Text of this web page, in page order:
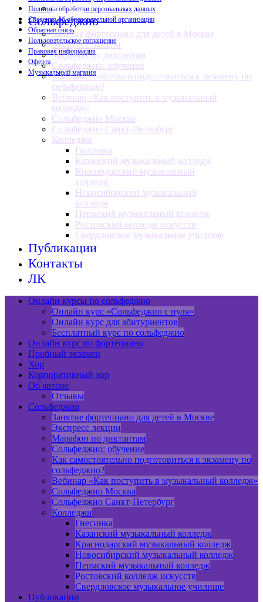
Политика обработки персональных данных
Сведения об образовательной организации
Обратная связь
Пользовательское соглашение
Правовая информация
Оферта
Музыкальный магазин
Отзывы
Сольфеджио
Занятие фортепиано для детей в Москве
Экспресс лекции
Марафон по диктантам
Сольфеджио: обучение
Как самостоятельно подготовиться к экзамену по
сольфеджио?
Вебинар «Как поступить в музыкальный
колледж»
Сольфеджио Москва
Сольфеджио Санкт-Петербург
Колледжи
Гнесинка
Казанский музыкальный колледж
Краснодарский музыкальный
колледж
Новосибирский музыкальный
колледж
Пермский музыкальный колледж
Ростовский колледж искусств
Свердловское музыкальное училище
Публикации
Контакты
ЛК
Онлайн курсы по сольфеджио
Онлайн курс «Сольфеджио с нуля»
Онлайн курс для абитуриентов
Бесплатный курс по сольфеджио
Онлайн курс по фортепиано
Пробный экзамен
Хор
Корпоративный хор
Об авторе
Отзывы
Сольфеджио
Занятие фортепиано для детей в Москве
Экспресс лекции
Марафон по диктантам
Сольфеджио: обучение
Как самостоятельно подготовиться к экзамену по
сольфеджио?
Вебинар «Как поступить в музыкальный колледж»
Сольфеджио Москва
Сольфеджио Санкт-Петербург
Колледжи
Гнесинка
Казанский музыкальный колледж
Краснодарский музыкальный колледж
Новосибирский музыкальный колледж
Пермский музыкальный колледж
Ростовский колледж искусств
Свердловское музыкальное училище
Публикации